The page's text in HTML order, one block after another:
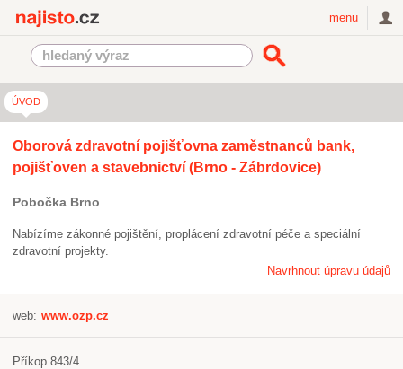
menu
ÚVOD
Oborová zdravotní pojišťovna zaměstnanců bank,
pojišťoven a stavebnictví (Brno - Zábrdovice)
Pobočka Brno
Nabízíme zákonné pojištění, proplácení zdravotní péče a speciální
zdravotní projekty.
Navrhnout úpravu údajů
web: www.ozp.cz
Příkop 843/4